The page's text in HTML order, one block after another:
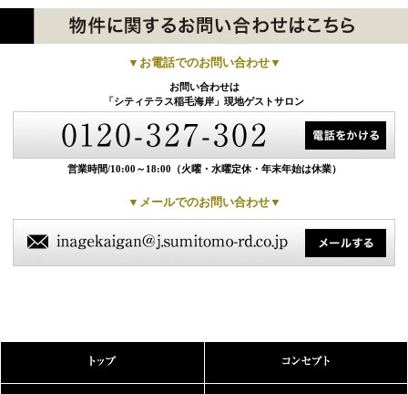
▼お電話でのお問い合わせ▼
お問い合わせは
「シティテラス稲毛海岸」現地ゲストサロン
営業時間/10:00～18:00 （火曜・水曜定休・年末年始は休業）
▼メールでのお問い合わせ▼